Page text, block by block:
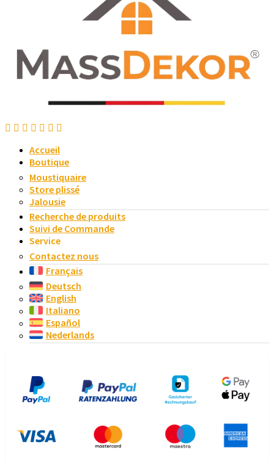
Accueil
Boutique
Moustiquaire
Store plissé
Jalousie
Recherche de produits
Suivi de Commande
Service
Contactez nous
Français
Deutsch
English
Italiano
Español
Nederlands